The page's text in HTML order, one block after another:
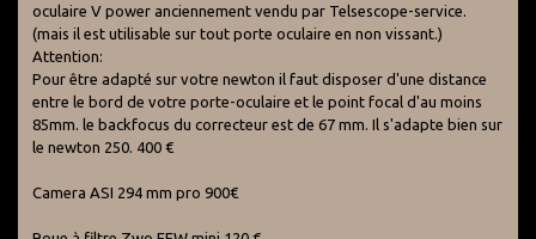
oculaire V power anciennement vendu par Telsescope-service.
(mais il est utilisable sur tout porte oculaire en non vissant.)
Attention:
Pour être adapté sur votre newton il faut disposer d'une distance
entre le bord de votre porte-oculaire et le point focal d'au moins
85mm. le backfocus du correcteur est de 67 mm. Il s'adapte bien sur
le newton 250. 400 €
Camera ASI 294 mm pro 900€